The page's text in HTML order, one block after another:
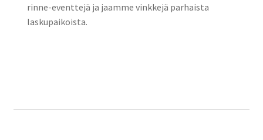
rinne-eventtejä ja jaamme vinkkejä parhaista
laskupaikoista.